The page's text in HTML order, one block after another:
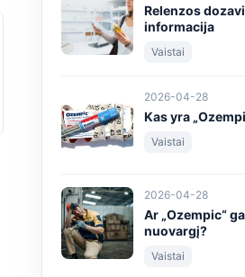
Relenzos
informacija
Vaistai
2026-04-28
Kas yra
Vaistai
2026-04-28
Ar „Ozempic“
nuovargį?
Vaistai